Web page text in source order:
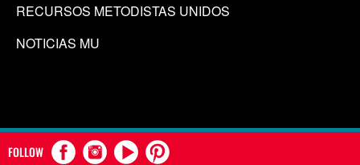
RECURSOS METODISTAS UNIDOS
NOTICIAS MU
FOLLOW